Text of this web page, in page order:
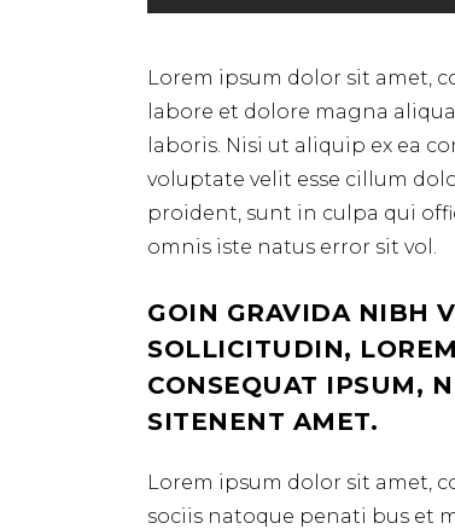
Lorem ipsum dolor sit amet,
labore et dolore magna
laboris. Nisi ut aliquip ex ea
voluptate velit esse cillum
proident, sunt in culpa qui
omnis iste natus error sit vol.
GOIN GRAVIDA NIBH
SOLLICITUDIN,
CONSEQUAT IPSUM,
SITENENT AMET.
Lorem ipsum dolor sit amet,
sociis natoque penati bus et